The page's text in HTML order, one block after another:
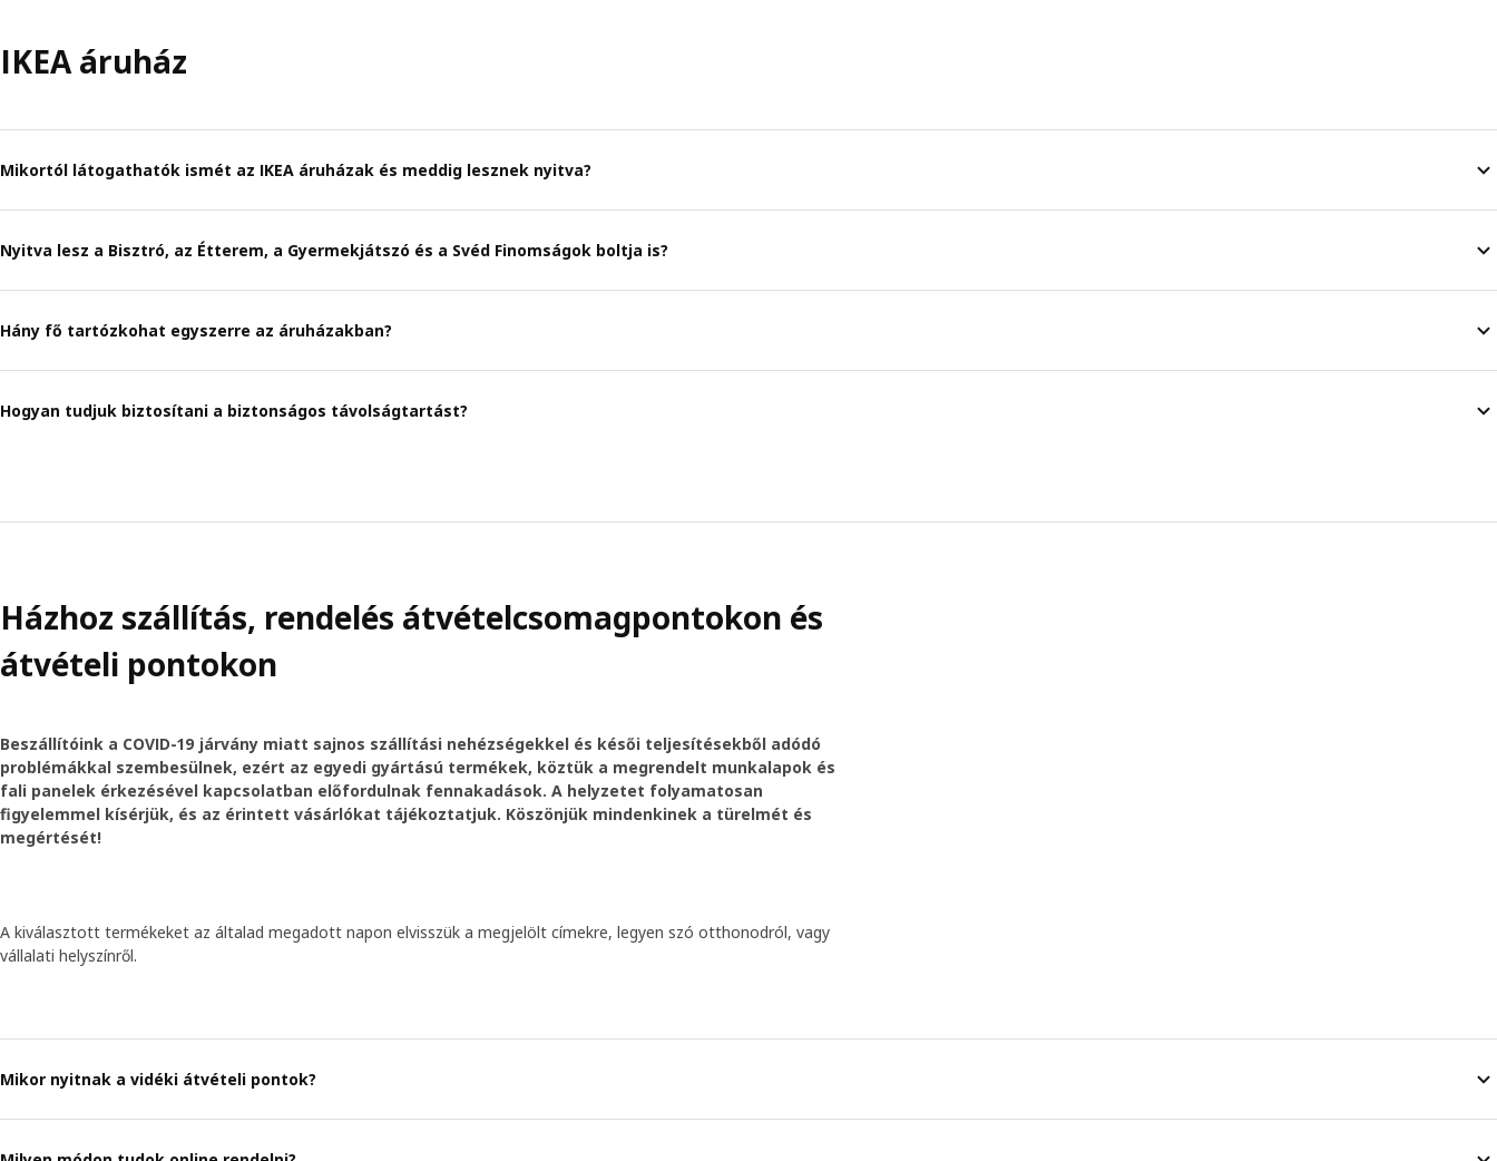
IKEA áruház
Mikortól látogathatók ismét az IKEA áruházak és meddig lesznek nyitva?
Nyitva lesz a Bisztró, az Étterem, a Gyermekjátszó és a Svéd Finomságok boltja is?
Hány fő tartózkohat egyszerre az áruházakban?
Hogyan tudjuk biztosítani a biztonságos távolságtartást?
Házhoz szállítás, rendelés átvételcsomagpontokon és
átvételi pontokon
Beszállítóink a COVID-19 járvány miatt sajnos szállítási nehézségekkel és késői teljesítésekből adódó
problémákkal szembesülnek, ezért az egyedi gyártású termékek, köztük a megrendelt munkalapok és
fali panelek érkezésével kapcsolatban előfordulnak fennakadások. A helyzetet folyamatosan
figyelemmel kísérjük, és az érintett vásárlókat tájékoztatjuk. Köszönjük mindenkinek a türelmét és
megértését!
A kiválasztott termékeket az általad megadott napon elvisszük a megjelölt címekre, legyen szó otthonodról, vagy
vállalati helyszínről.
Mikor nyitnak a vidéki átvételi pontok?